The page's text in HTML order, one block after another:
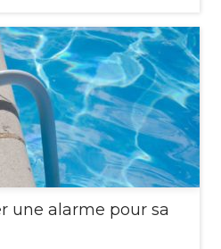
une alarme pour sa